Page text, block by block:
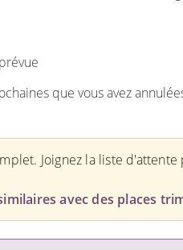
que vous avez
Joignez la liste
avec des places